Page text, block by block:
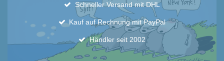
Schneller Versand mit DHL
Kauf auf Rechnung mit PayPal
Händler seit 2002